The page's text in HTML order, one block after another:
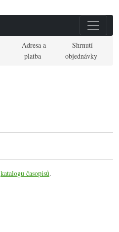
Adresa a
platba
Shrnutí
objednávky
katalogu časopisů.